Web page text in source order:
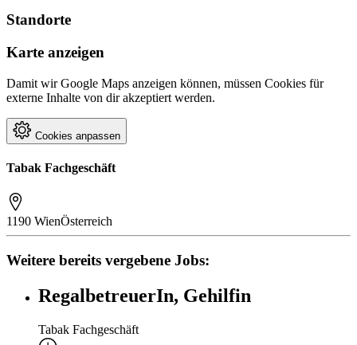
Standorte
Karte anzeigen
Damit wir Google Maps anzeigen können, müssen Cookies für
externe Inhalte von dir akzeptiert werden.
Cookies anpassen
Tabak Fachgeschäft
1190 WienÖsterreich
Weitere bereits vergebene Jobs:
RegalbetreuerIn, Gehilfin
Tabak Fachgeschäft